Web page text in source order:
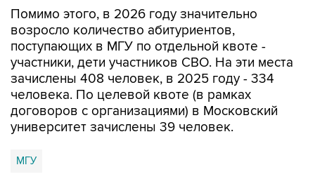
Помимо этого, в 2026 году значительно
возросло количество абитуриентов,
поступающих в МГУ по отдельной квоте -
участники, дети участников СВО. На эти места
зачислены 408 человек, в 2025 году - 334
человека. По целевой квоте (в рамках
договоров с организациями) в Московский
университет зачислены 39 человек.
МГУ